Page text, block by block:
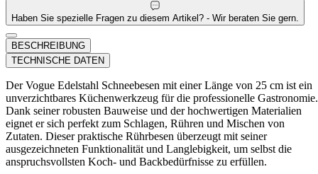
Haben Sie spezielle Fragen zu diesem Artikel? - Wir beraten Sie gern.
BESCHREIBUNG
TECHNISCHE DATEN
Der Vogue Edelstahl Schneebesen mit einer Länge von 25 cm ist ein
unverzichtbares Küchenwerkzeug für die professionelle Gastronomie.
Dank seiner robusten Bauweise und der hochwertigen Materialien
eignet er sich perfekt zum Schlagen, Rühren und Mischen von
Zutaten. Dieser praktische Rührbesen überzeugt mit seiner
ausgezeichneten Funktionalität und Langlebigkeit, um selbst die
anspruchsvollsten Koch- und Backbedürfnisse zu erfüllen.